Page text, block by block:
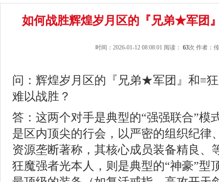
如何战胜辉煌岁月区的『兄弟★军团
时间：2026-01-12 08:08:01 阅读： 63次 作者：
问：辉煌岁月区的『兄弟★军团』和≡
难以战胜？
答：这两个对手是典型的“强强联合”
是区内顶尖的行会，以严密的组织纪律
资源垄断著称，其核心成员装备精良、
狂魔强者光本人，则是典型的“神豪”型